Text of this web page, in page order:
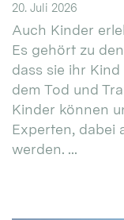
20. Juli 2026
Auch Kinder
Es gehört zu
dass sie ihr
dem Tod und
Kinder können
Experten, dabei
werden. ...